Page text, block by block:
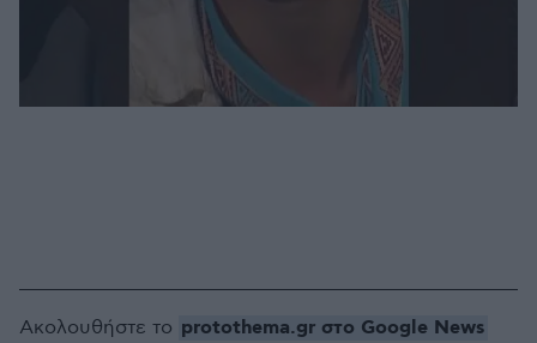
Ακολουθήστε το protothema.gr στο Google News